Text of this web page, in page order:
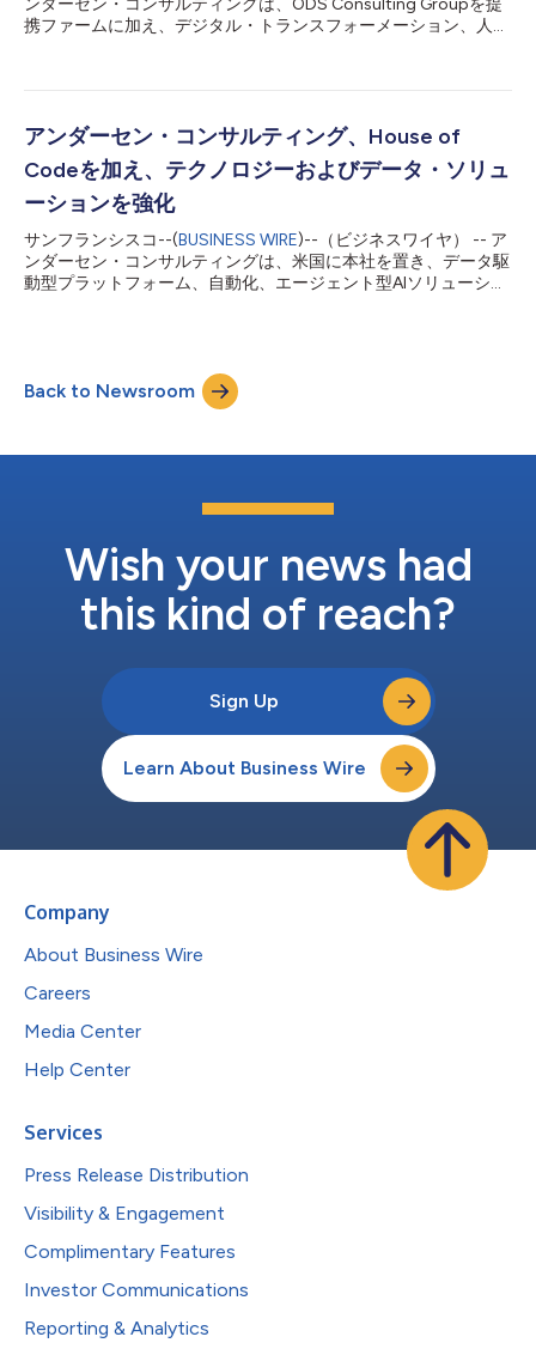
ータを連携させ、意思決定を改善し、事業成果の実現を加速でき
るよう支援しています。 スマートブリッジの最高経営責任者
ンダーセン・コンサルティングは、ODS Consulting Groupを提
携ファームに加え、デジタル・トランスフォーメーション、人材
社を置くODS Consulting Groupは、トルコ国内外の市場で成
ビスを提供しています。同社は、国際事業開発・輸出コンサルテ
ィング、採用・タレント・マネジメント・ソリューション、投資
アドバイザリー・サービスを通じてクライアントを支援し、企業
の事業拡大、新市場への参入、適任の人材の獲得、トルコのビジ
ネス環境で円滑に事業を進めることを後押ししています。ODS
は、多分野にわたるアプローチと現地事情に関する深い知見を生
かし、クライアントのニーズに合わせた戦略を提供することで、
持続的な成長と長期的な価値創造を推進しています。 「創業以
アンダーセン・コンサルティング、House of
Codeを加え、テクノロジーおよびデータ・ソリュ
ーションを強化
サンフランシスコ--(BUSINESS WIRE)--（ビジネスワイヤ） -- ア
ンダーセン・コンサルティングは、米国に本社を置き、データ駆
動型プラットフォーム、自動化、エージェント型AIソリューショ
向けのソフトウエア・ソリューションを開発し、コンサルティン
グ・サービスを提供しており、顧客層はヘッジファンド、プライ
ベート・エクイティ・ファーム、公益事業者に及びます。同社
おり、システム導入、事業変革、データ自動化、AIを活用したワ
プラットフォームである「Enterprise Platform for Integrated
Compliance（EPIC）」は、データ管理を効率化し、報告プロセ
インテリジェントなエージェ...
Back to Newsroom
Wish your news had
this kind of reach?
Sign Up
Learn About Business Wire
Company
About Business Wire
Careers
Media Center
Help Center
Services
Press Release Distribution
Visibility & Engagement
Complimentary Features
Investor Communications
Reporting & Analytics